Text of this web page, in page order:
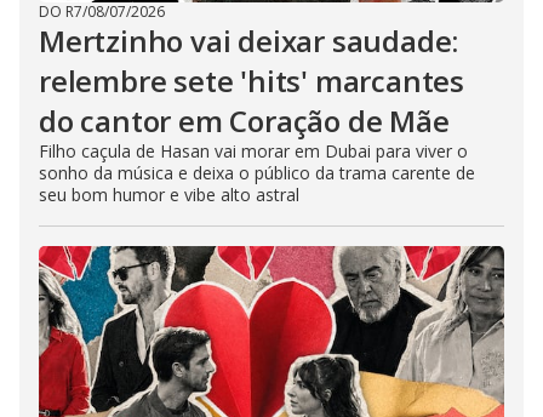
DO R7/08/07/2026
Mertzinho vai deixar saudade:
relembre sete 'hits' marcantes
do cantor em Coração de Mãe
Filho caçula de Hasan vai morar em Dubai para viver o
sonho da música e deixa o público da trama carente de
seu bom humor e vibe alto astral